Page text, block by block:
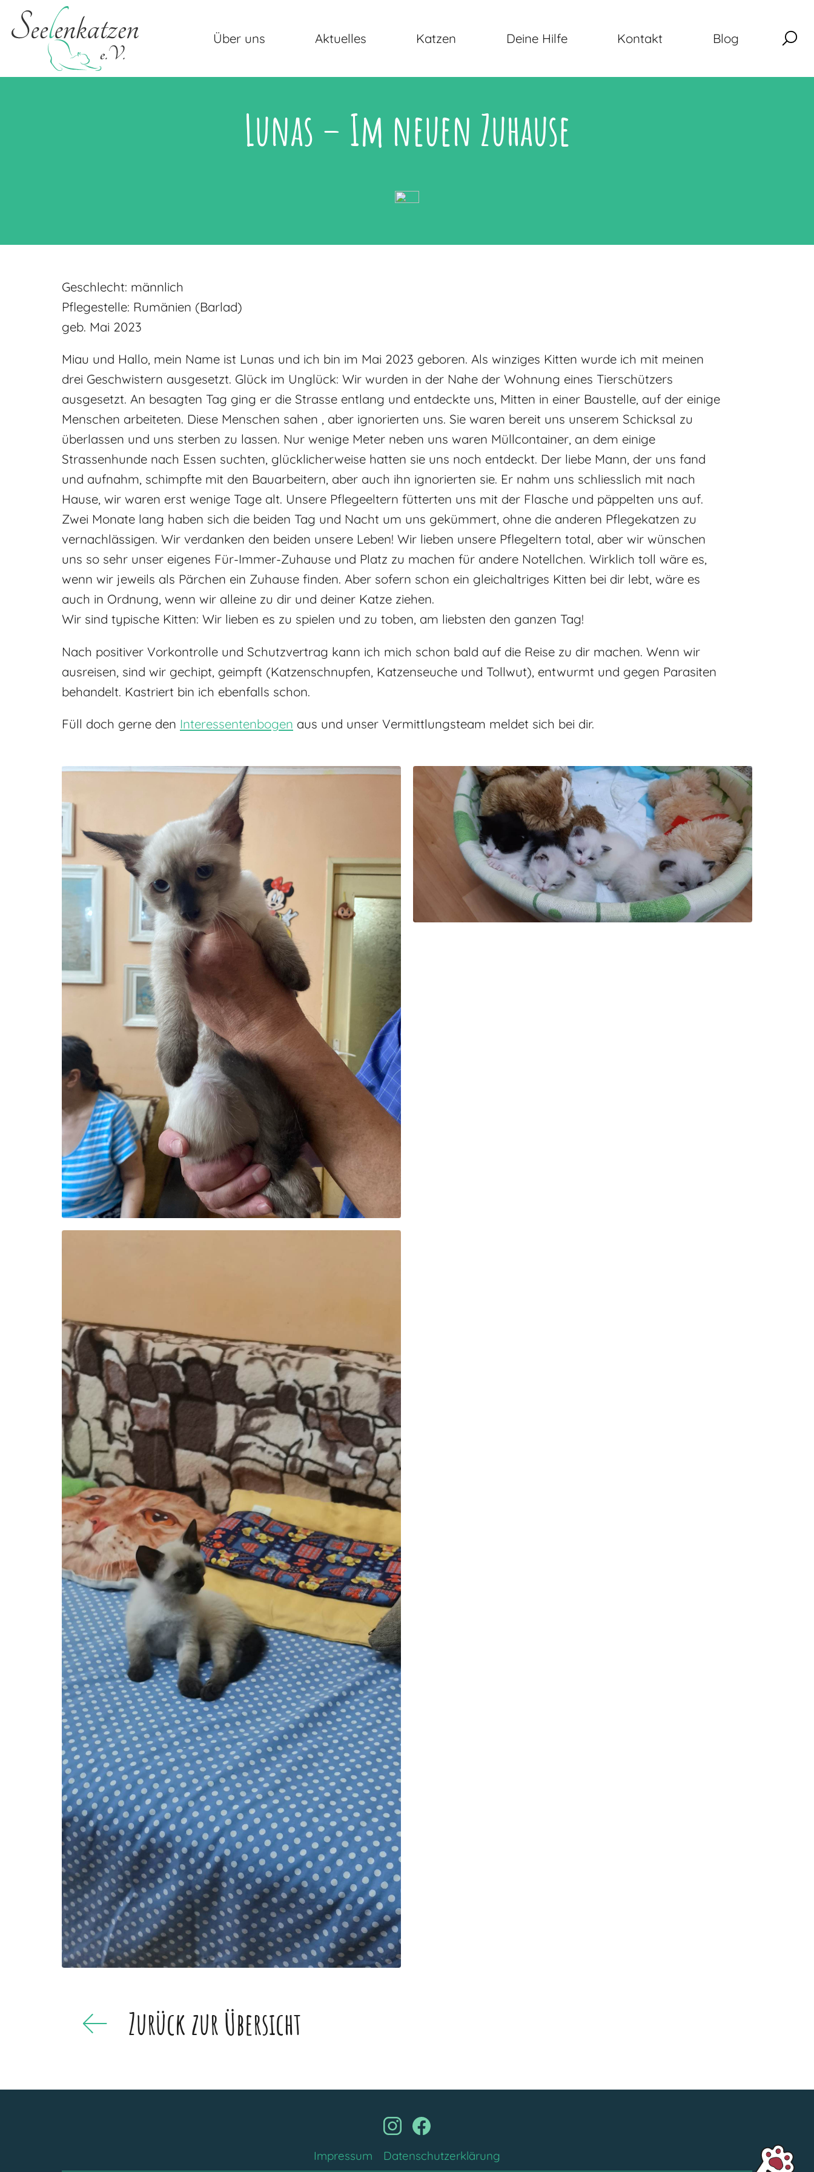
Über uns Aktuelles Katzen Deine Hilfe Kontakt Blog
Lunas – Im neuen Zuhause
Geschlecht: männlich
Pflegestelle: Rumänien (Barlad)
geb. Mai 2023
Miau und Hallo, mein Name ist Lunas und ich bin im Mai 2023 geboren. Als winziges Kitten wurde ich mit meinen
drei Geschwistern ausgesetzt. Glück im Unglück: Wir wurden in der Nahe der Wohnung eines Tierschützers
ausgesetzt. An besagten Tag ging er die Strasse entlang und entdeckte uns, Mitten in einer Baustelle, auf der einige
Menschen arbeiteten. Diese Menschen sahen , aber ignorierten uns. Sie waren bereit uns unserem Schicksal zu
überlassen und uns sterben zu lassen. Nur wenige Meter neben uns waren Müllcontainer, an dem einige
Strassenhunde nach Essen suchten, glücklicherweise hatten sie uns noch entdeckt. Der liebe Mann, der uns fand
und aufnahm, schimpfte mit den Bauarbeitern, aber auch ihn ignorierten sie. Er nahm uns schliesslich mit nach
Hause, wir waren erst wenige Tage alt. Unsere Pflegeeltern fütterten uns mit der Flasche und päppelten uns auf.
Zwei Monate lang haben sich die beiden Tag und Nacht um uns gekümmert, ohne die anderen Pflegekatzen zu
vernachlässigen. Wir verdanken den beiden unsere Leben! Wir lieben unsere Pflegeltern total, aber wir wünschen
uns so sehr unser eigenes Für-Immer-Zuhause und Platz zu machen für andere Notellchen. Wirklich toll wäre es,
wenn wir jeweils als Pärchen ein Zuhause finden. Aber sofern schon ein gleichaltriges Kitten bei dir lebt, wäre es
auch in Ordnung, wenn wir alleine zu dir und deiner Katze ziehen.
Wir sind typische Kitten: Wir lieben es zu spielen und zu toben, am liebsten den ganzen Tag!
Nach positiver Vorkontrolle und Schutzvertrag kann ich mich schon bald auf die Reise zu dir machen. Wenn wir
ausreisen, sind wir gechipt, geimpft (Katzenschnupfen, Katzenseuche und Tollwut), entwurmt und gegen Parasiten
behandelt. Kastriert bin ich ebenfalls schon.
Füll doch gerne den Interessentenbogen aus und unser Vermittlungsteam meldet sich bei dir.
Zurück zur Übersicht
Impressum Datenschutzerklärung